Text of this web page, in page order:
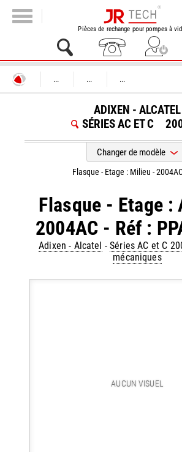
Pièces de rechange pour pompes à
... ... ...
ADIXEN - ALCATEL
SÉRIES AC ET C
Changer de modèle
Flasque - Etage :
2004AC - Réf :
Adixen - Alcatel -Séries AC et C
mécaniques
Flasque - Etage : Milieu -
AUCUN VISUEL